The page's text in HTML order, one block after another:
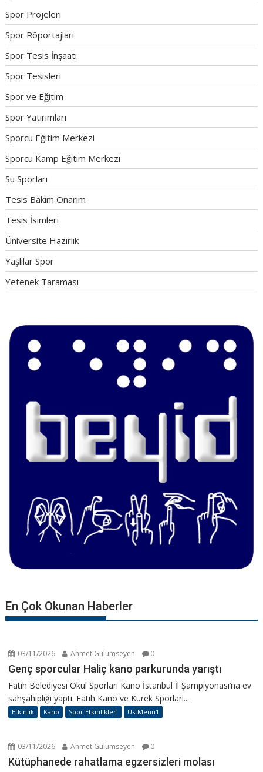
Spor Projeleri
Spor Röportajları
Spor Tesis İnşaatı
Spor Tesisleri
Spor ve Eğitim
Spor Yatırımları
Sporcu Eğitim Merkezi
Sporcu Kamp Eğitim Merkezi
Su Sporları
Tesis Bakım Onarım
Tesis İsimleri
Üniversite Hazırlık
Yaşlılar Spor
Yetenek Taraması
En Çok Okunan Haberler
03/11/2026 Ahmet Gülümseyen 0
Genç sporcular Haliç kano parkurunda yarıştı
Fatih Belediyesi Okul Sporları Kano İstanbul İl Şampiyonası’na ev
sahşahipliği yaptı. Fatih Kano ve Kürek Sporları...
Etkinlik Kano Spor Etkinlikleri UstMenu1
03/11/2026 Ahmet Gülümseyen 0
Kütüphanede rahatlama egzersizleri molası